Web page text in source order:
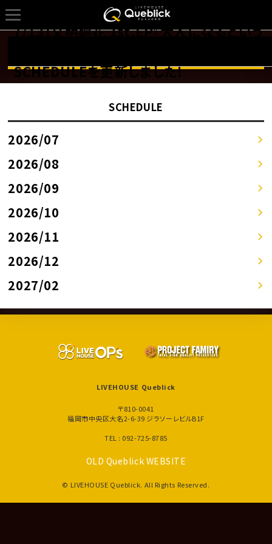
7/13【文明廻花 1st.EP『大人になるという
SCHEDULEを更新しました!
SCHEDULE
2026/07
2026/08
2026/09
2026/10
2026/11
2026/12
2027/02
LIVEHOUSE Queblick
〒810-0041
福岡市中央区大名2-6-39 ジラソーレビルB1F
TEL : 092-725-8785
OLD Queblick WEBSITE
© LIVEHOUSE Queblick. All Rights Reserved.